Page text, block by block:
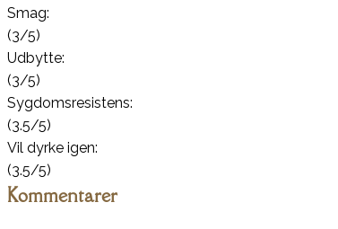
Smag:
(3/5)
Udbytte:
(3/5)
Sygdomsresistens:
(3.5/5)
Vil dyrke igen:
(3.5/5)
Kommentarer